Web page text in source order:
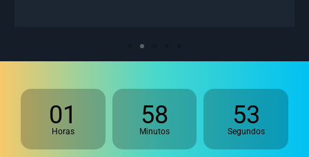
01
Horas
58
Minutos
52
Segundos